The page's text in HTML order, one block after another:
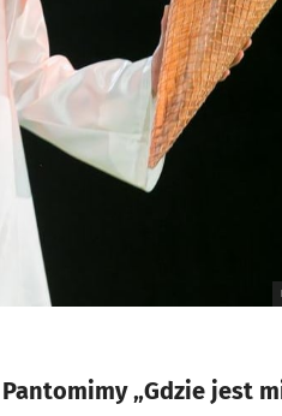
„Gdzie jest